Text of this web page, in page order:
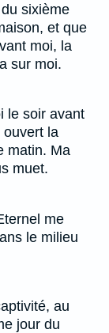
sixième
et que
moi, la
sur moi.
le soir avant
ouvert la
matin. Ma
muet.
me
le milieu
au
jour du